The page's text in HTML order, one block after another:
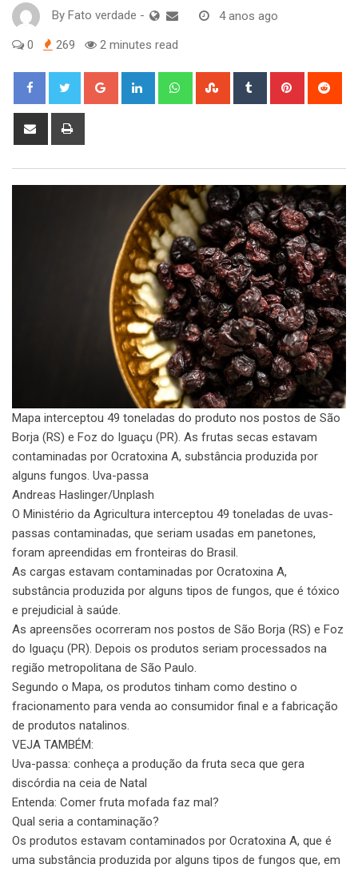
By Fato verdade - 4 anos ago
0 269 2 minutes read
Google+ LinkedIn WhatsappStumbleUpon
Tumblr Pinterest
Share
Mapa interceptou 49 toneladas do produto nos postos de São
Borja (RS) e Foz do Iguaçu (PR). As frutas secas estavam
contaminadas por Ocratoxina A, substância produzida por
alguns fungos. Uva-passa
Andreas Haslinger/Unplash
O Ministério da Agricultura interceptou 49 toneladas de uvas-
passas contaminadas, que seriam usadas em panetones,
foram apreendidas em fronteiras do Brasil.
As cargas estavam contaminadas por Ocratoxina A,
substância produzida por alguns tipos de fungos, que é tóxico
e prejudicial à saúde.
As apreensões ocorreram nos postos de São Borja (RS) e Foz
do Iguaçu (PR). Depois os produtos seriam processados na
região metropolitana de São Paulo.
Segundo o Mapa, os produtos tinham como destino o
fracionamento para venda ao consumidor final e a fabricação
de produtos natalinos.
VEJA TAMBÉM:
Uva-passa: conheça a produção da fruta seca que gera
discórdia na ceia de Natal
Entenda: Comer fruta mofada faz mal?
Qual seria a contaminação?
Os produtos estavam contaminados por Ocratoxina A, que é
uma substância produzida por alguns tipos de fungos que, em